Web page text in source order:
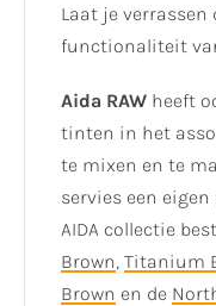
Laat je verrassen
functionaliteit
Aida RAW heeft
tinten in het
te mixen en te
servies een
AIDA collectie
Brown, Titanium
Brown en de